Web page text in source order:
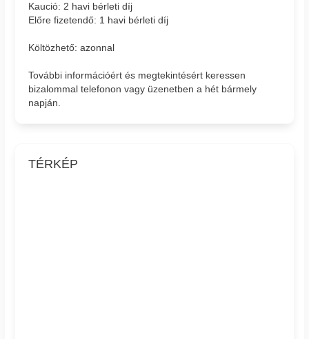
Kaució: 2 havi bérleti díj
Előre fizetendő: 1 havi bérleti díj
Költözhető: azonnal
További információért és megtekintésért keressen
bizalommal telefonon vagy üzenetben a hét bármely
napján.
TÉRKÉP